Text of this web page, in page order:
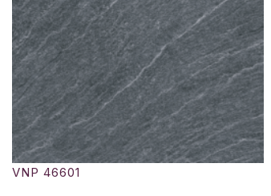
VNP 46601